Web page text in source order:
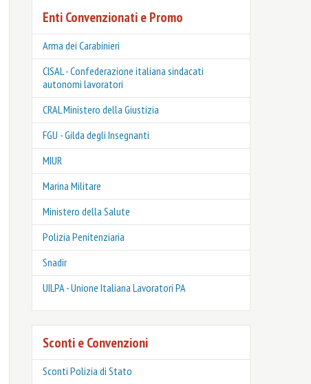
Enti Convenzionati e Promo
Arma dei Carabinieri
CISAL - Confederazione italiana sindacati
autonomi lavoratori
CRAL Ministero della Giustizia
FGU - Gilda degli Insegnanti
MIUR
Marina Militare
Ministero della Salute
Polizia Penitenziaria
Snadir
UILPA - Unione Italiana Lavoratori PA
Sconti e Convenzioni
Sconti Polizia di Stato